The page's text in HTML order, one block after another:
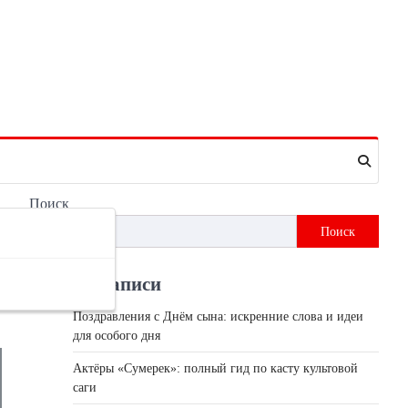
Поиск
Поиск
Недавні записи
Поздравления с Днём сына: искренние слова и идеи
для особого дня
Актёры «Сумерек»: полный гид по касту культовой
саги